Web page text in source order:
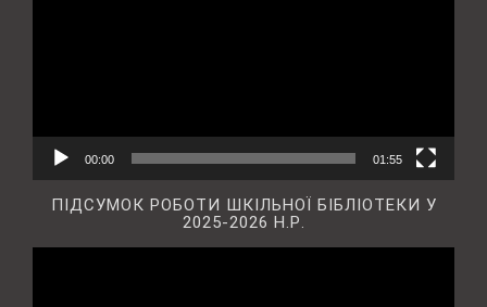
00:00 01:55
ПІДСУМОК РОБОТИ ШКІЛЬНОЇ БІБЛІОТЕКИ У
2025-2026 Н.Р.